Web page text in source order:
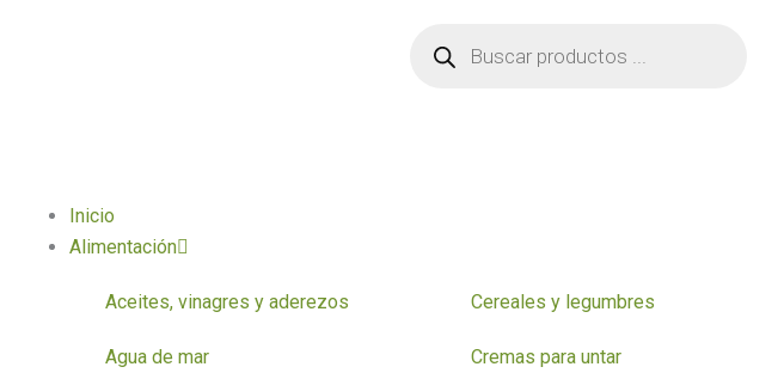
productos
Inicio
Alimentación
Aceites, vinagres y aderezos
Agua de mar
Cereales y legumbres
Cremas para untar